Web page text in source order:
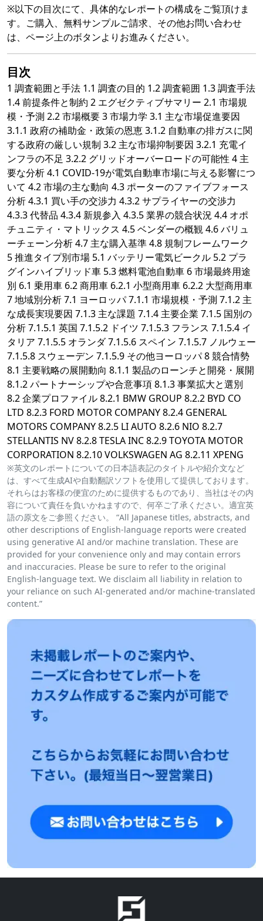
※以下の目次にて、具体的なレポートの構成をご覧頂けま
す。ご購入、無料サンプルご請求、その他お問い合わせ
は、ページ上のボタンよりお進みください。
目次
1 調査範囲と手法 1.1 調査の目的 1.2 調査範囲 1.3 調査手法
1.4 前提条件と制約 2 エグゼクティブサマリー 2.1 市場規
模・予測 2.2 市場概要 3 市場力学 3.1 主な市場促進要因
3.1.1 政府の補助金・政策の恩恵 3.1.2 自動車の排ガスに関
する政府の厳しい規制 3.2 主な市場抑制要因 3.2.1 充電イ
ンフラの不足 3.2.2 グリッドオーバーロードの可能性 4 主
要な分析 4.1 COVID-19が電気自動車市場に与える影響につ
いて 4.2 市場の主な動向 4.3 ポーターのファイブフォース
分析 4.3.1 買い手の交渉力 4.3.2 サプライヤーの交渉力
4.3.3 代替品 4.3.4 新規参入 4.3.5 業界の競合状況 4.4 オポ
チュニティ・マトリックス 4.5 ベンダーの概観 4.6 バリュ
ーチェーン分析 4.7 主な購入基準 4.8 規制フレームワーク
5 推進タイプ別市場 5.1 バッテリー電気ビークル 5.2 プラ
グインハイブリッド車 5.3 燃料電池自動車 6 市場最終用途
別 6.1 乗用車 6.2 商用車 6.2.1 小型商用車 6.2.2 大型商用車
7 地域別分析 7.1 ヨーロッパ 7.1.1 市場規模・予測 7.1.2 主
な成長実現要因 7.1.3 主な課題 7.1.4 主要企業 7.1.5 国別の
分析 7.1.5.1 英国 7.1.5.2 ドイツ 7.1.5.3 フランス 7.1.5.4 イ
タリア 7.1.5.5 オランダ 7.1.5.6 スペイン 7.1.5.7 ノルウェー
7.1.5.8 スウェーデン 7.1.5.9 その他ヨーロッパ 8 競合情勢
8.1 主要戦略の展開動向 8.1.1 製品のローンチと開発・展開
8.1.2 パートナーシップや合意事項 8.1.3 事業拡大と選別
8.2 企業プロファイル 8.2.1 BMW GROUP 8.2.2 BYD CO
LTD 8.2.3 FORD MOTOR COMPANY 8.2.4 GENERAL
MOTORS COMPANY 8.2.5 LI AUTO 8.2.6 NIO 8.2.7
STELLANTIS NV 8.2.8 TESLA INC 8.2.9 TOYOTA MOTOR
CORPORATION 8.2.10 VOLKSWAGEN AG 8.2.11 XPENG
※英文のレポートについての日本語表記のタイトルや紹介文など
は、すべて生成AIや自動翻訳ソフトを使用して提供しております。
それらはお客様の便宜のために提供するものであり、当社はその内
容について責任を負いかねますので、何卒ご了承ください。適宜英
語の原文をご参照ください。 “All Japanese titles, abstracts, and
other descriptions of English-language reports were created
using generative AI and/or machine translation. These are
provided for your convenience only and may contain errors
and inaccuracies. Please be sure to refer to the original
English-language text. We disclaim all liability in relation to
your reliance on such AI-generated and/or machine-translated
content.”